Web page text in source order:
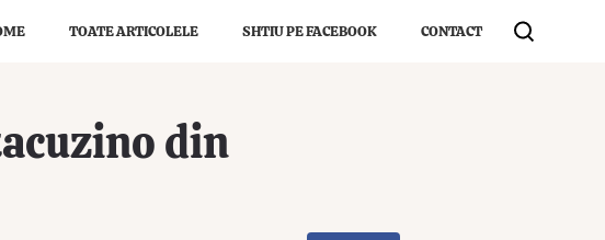
TOATE ARTICOLELE SHTIU PE FACEBOOK CONTACT
din